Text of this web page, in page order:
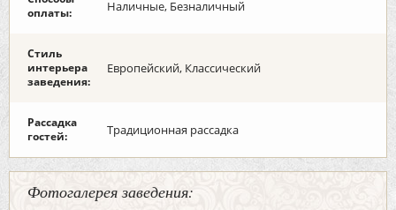
оплаты:
Наличные, Безналичный
Стиль
интерьера
заведения:
Европейский, Классический
Рассадка
гостей:
Традиционная рассадка
Фотогалерея заведения: